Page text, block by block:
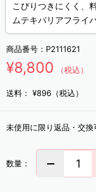
こびりつきにくく、
ムテキバリアフライ
商品番号： P2111621
¥8,800 （税込）
送料： ¥896（税込）
未使用に限り返品・交換
数量：